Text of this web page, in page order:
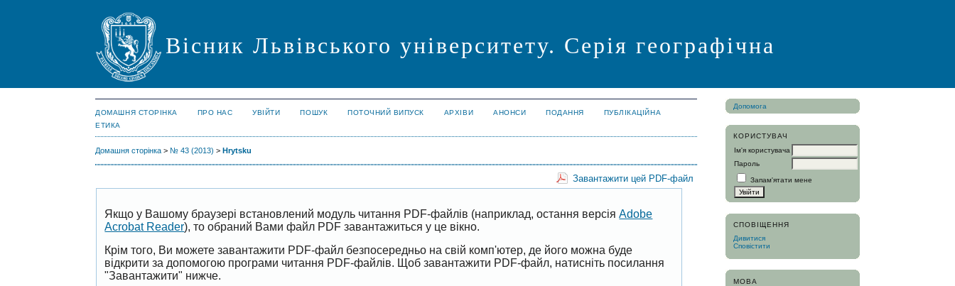
Вісник Львівського університету. Серія географічна
Допомога
КОРИСТУВАЧ
Ім'я користувача
Пароль
Запам'ятати мене
СПОВІЩЕННЯ
Дивитися
Сповістити
МОВА
ДОМАШНЯ СТОРІНКА ПРО НАС УВІЙТИ ПОШУК ПОТОЧНИЙ ВИПУСК АРХІВИ АНОНСИ ПОДАННЯ
ПУБЛІКАЦІЙНА
ЕТИКА
Домашня сторінка > № 43 (2013) >Hrytsku
Завантажити цей PDF-файл
Якщо у Вашому браузері встановлений модуль читання PDF-файлів (наприклад, остання версіяAdobe
Acrobat Reader), то обраний Вами файл PDF завантажиться у це вікно.
Крім того, Ви можете завантажити PDF-файл безпосередньо на свій комп'ютер, де його можна буде
відкрити за допомогою програми читання PDF-файлів. Щоб завантажити PDF-файл, натисніть посилання
"Завантажити" нижче.